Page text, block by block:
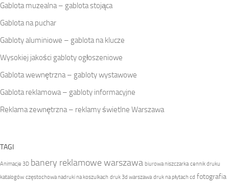
Gablota muzealna – gablota stojąca
Gablota na puchar
Gabloty aluminiowe – gablota na klucze
Wysokiej jakości gabloty ogłoszeniowe
Gablota wewnętrzna – gabloty wystawowe
Gablota reklamowa – gabloty informacyjne
Reklama zewnętrzna – reklamy świetlne Warszawa
TAGI
Animacje 3D banery reklamowe warszawa biurowa niszczarka cennik druku
katalogów częstochowa nadruki na koszulkach druk 3d warszawa druk na płytach cd fotografia